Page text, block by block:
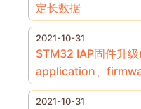
定长数据
2021-10-31
STM32 IAP固件升
application、
2021-10-31